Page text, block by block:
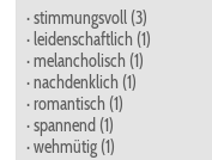
· stimmungsvoll (3)
· leidenschaftlich (1)
· melancholisch (1)
· nachdenklich (1)
· romantisch (1)
· spannend (1)
· wehmütig (1)